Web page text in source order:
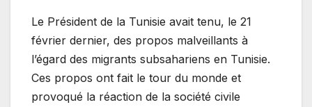
Le Président de la Tunisie avait tenu, le 21
février dernier, des propos malveillants à
l’égard des migrants subsahariens en Tunisie.
Ces propos ont fait le tour du monde et
provoqué la réaction de la société civile